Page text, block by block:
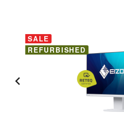
Bildergalerie überspringen
SALE
REFURBISHED